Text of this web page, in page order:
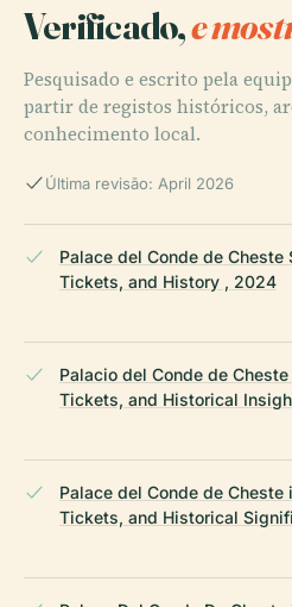
Verificado,e
Pesquisado e escrito pela
partir de registos históricos,
conhecimento local.
Última revisão: April 2026
Palace del Conde de
Tickets, and History , 2024
Palacio del Conde de
Tickets, and Historical
Palace del Conde de
Tickets, and Historical